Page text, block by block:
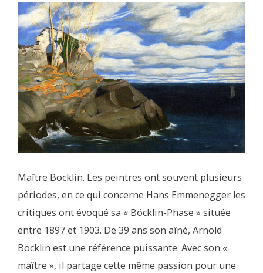
Maître Böcklin. Les peintres ont souvent plusieurs
périodes, en ce qui concerne Hans Emmenegger les
critiques ont évoqué sa « Böcklin-Phase » située
entre 1897 et 1903. De 39 ans son aîné, Arnold
Böcklin est une référence puissante. Avec son «
maître », il partage cette même passion pour une